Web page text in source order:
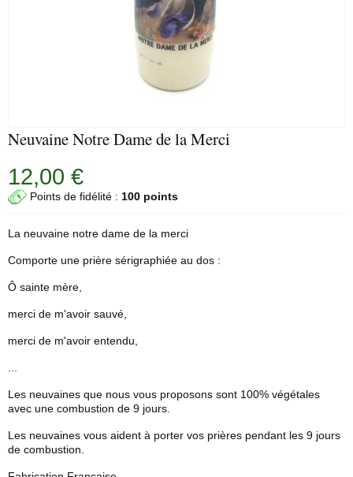
Neuvaine Notre Dame de la Merci
12,00 €
Points de fidélité : 100 points
La neuvaine notre dame de la merci
Comporte une prière sérigraphiée au dos :
Ô sainte mère,
merci de m'avoir sauvé,
merci de m'avoir entendu,
Les neuvaines que nous vous proposons sont 100% végétales
avec une combustion de 9 jours.
Les neuvaines vous aident à porter vos prières pendant les 9 jours
de combustion.